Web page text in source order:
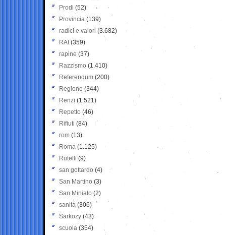
Prodi (52)
Provincia (139)
radici e valori (3.682)
RAI (359)
rapine (37)
Razzismo (1.410)
Referendum (200)
Regione (344)
Renzi (1.521)
Repetto (46)
Rifiuti (84)
rom (13)
Roma (1.125)
Rutelli (9)
san gottardo (4)
San Martino (3)
San Miniato (2)
sanità (306)
Sarkozy (43)
scuola (354)